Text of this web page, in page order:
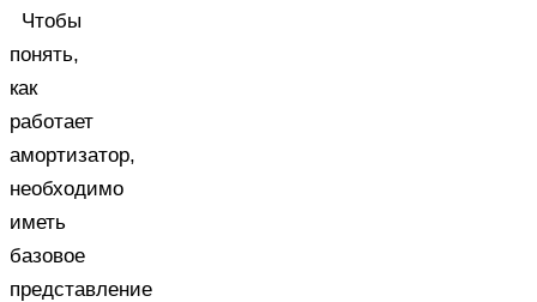
Чтобы
понять,
как
работает
амортизатор,
необходимо
иметь
базовое
представление